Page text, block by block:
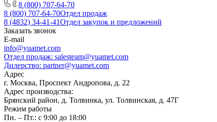
8 (800) 707-64-70
8 (800) 707-64-70Отдел продаж
8 (4832) 34-41-41Отдел закупок и предложений
Заказать звонок
E-mail
info@yuamet.com
Отдел продаж: salesteam@yuamet.com
Дилерство: partner@yuamet.com
Адрес
г. Москва, Проспект Андропова, д. 22
Адрес производства:
Брянский район, д. Толвинка, ул. Толвинская, д. 47Г
Режим работы
Пн. – Пт.: с 9:00 до 18:00